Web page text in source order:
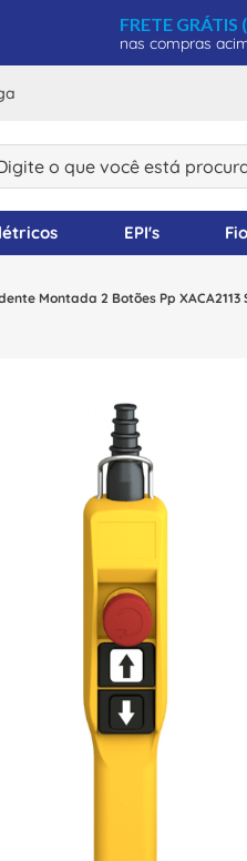
FRETE GRÁTIS
nas compras
o que você está
EPI's
Montada 2 Botões Pp XACA2113
flexivel